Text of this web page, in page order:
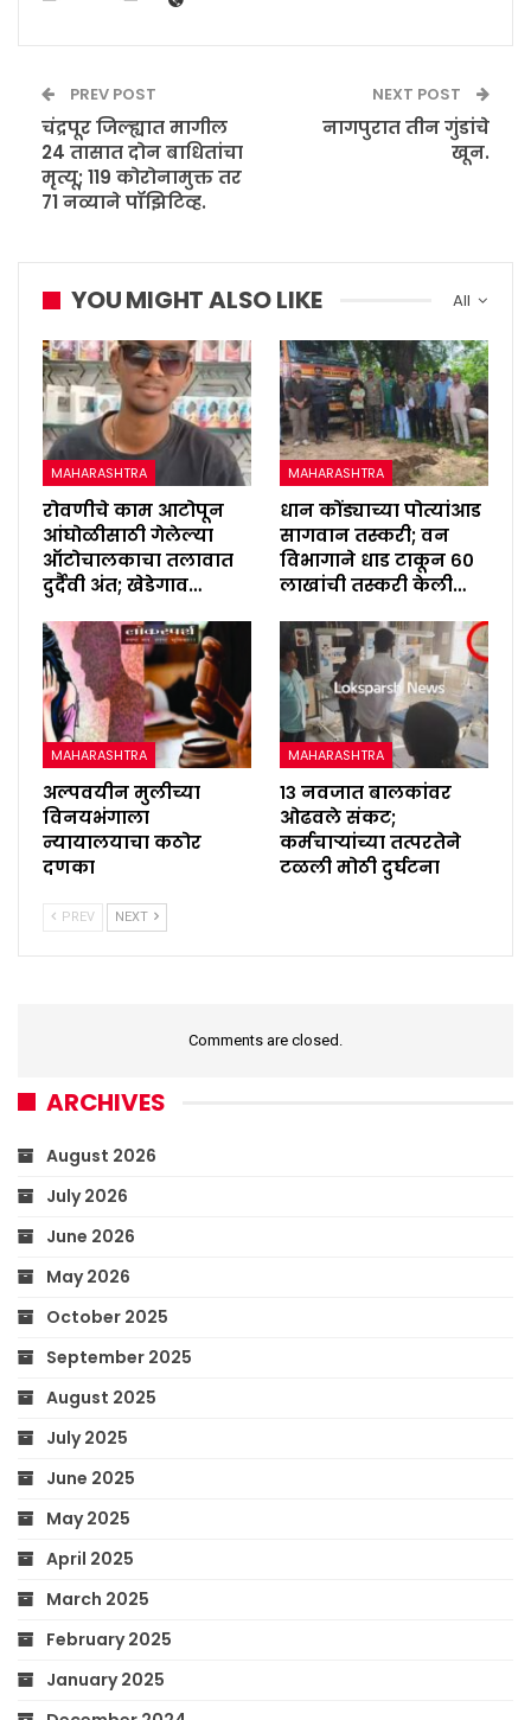
PREV POST
चंद्रपूर जिल्ह्यात मागील
24 तासात दोन बाधितांचा
मृत्यू; 119 कोरोनामुक्त तर
71 नव्याने पॉझिटिव्ह.
NEXT POST
नागपुरात तीन गुंडांचे
खून.
All
YOU MIGHT ALSO LIKE
MAHARASHTRA
रोवणीचे काम आटोपून
आंघोळीसाठी गेलेल्या
ऑटोचालकाचा तलावात
दुर्दैवी अंत; खेडेगाव…
MAHARASHTRA
धान कोंड्याच्या पोत्यांआड
सागवान तस्करी; वन
विभागाने धाड टाकून ६०
लाखांची तस्करी केली…
MAHARASHTRA
अल्पवयीन मुलीच्या
विनयभंगाला
न्यायालयाचा कठोर
दणका
MAHARASHTRA
१३ नवजात बालकांवर
ओढवले संकट;
कर्मचाऱ्यांच्या तत्परतेने
टळली मोठी दुर्घटना
PREV NEXT
Comments are closed.
ARCHIVES
August 2026
July 2026
June 2026
May 2026
October 2025
September 2025
August 2025
July 2025
June 2025
May 2025
April 2025
March 2025
February 2025
January 2025